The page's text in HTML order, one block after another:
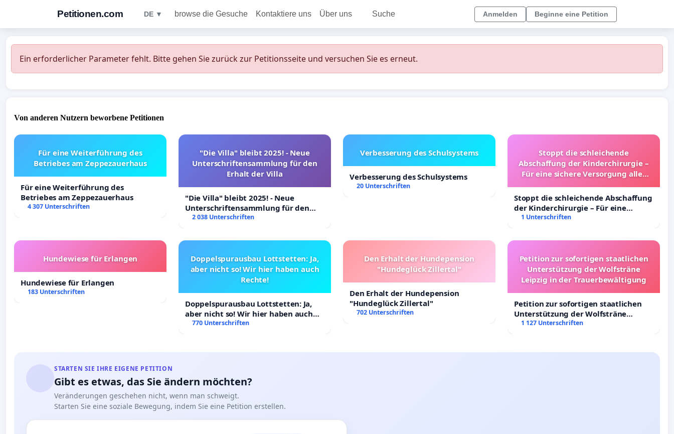
Petitionen.com DE ▼ browse die Gesuche Kontaktiere uns Über uns Suche Anmelden Beginne eine Petition
Ein erforderlicher Parameter fehlt. Bitte gehen Sie zurück zur Petitionsseite und versuchen Sie es erneut.
Von anderen Nutzern beworbene Petitionen
Für eine Weiterführung des
Betriebes am Zeppezauerhaus
Für eine Weiterführung des
Betriebes am Zeppezauerhaus
4 307 Unterschriften
"Die Villa" bleibt 2025! - Neue
Unterschriftensammlung für den
Erhalt der Villa
"Die Villa" bleibt 2025! - Neue
Unterschriftensammlung für den
Erhalt der Villa
2 038 Unterschriften
Verbesserung des Schulsystems
Verbesserung des Schulsystems
20 Unterschriften
Stoppt die schleichende
Abschaffung der Kinderchirurgie –
Für eine sichere Versorgung aller
Stoppt die schleichende Abschaffung
der Kinderchirurgie – Für eine
sichere Versorgung aller Kinder in
1 Unterschriften
Hundewiese für Erlangen
Hundewiese für Erlangen
183 Unterschriften
Doppelspurausbau Lottstetten: Ja,
aber nicht so! Wir hier haben auch
Rechte!
Doppelspurausbau Lottstetten: Ja,
aber nicht so! Wir hier haben auch
Rechte!
770 Unterschriften
Den Erhalt der Hundepension
"Hundeglück Zillertal"
Den Erhalt der Hundepension
"Hundeglück Zillertal"
702 Unterschriften
Petition zur sofortigen staatlichen
Unterstützung der Wolfsträne
Leipzig in der Trauerbewältigung
Petition zur sofortigen staatlichen
Unterstützung der Wolfsträne
Leipzig in der Trauerbewältigung
1 127 Unterschriften
STARTEN SIE IHRE EIGENE PETITION
Gibt es etwas, das Sie ändern möchten?
Veränderungen geschehen nicht, wenn man schweigt.
Starten Sie eine soziale Bewegung, indem Sie eine Petition erstellen.